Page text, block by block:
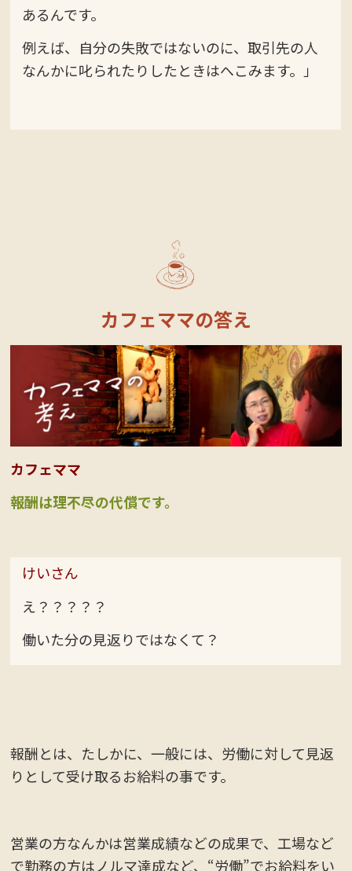
あるんです。
例えば、自分の失敗ではないのに、取引先の人
なんかに叱られたりしたときはへこみます。」
カフェママの答え
カフェママ
報酬は理不尽の代償です。
けいさん
え？？？？？
働いた分の見返りではなくて？
報酬とは、たしかに、一般には、労働に対して見返
りとして受け取るお給料の事です。
営業の方なんかは営業成績などの成果で、工場など
で勤務の方はノルマ達成など、“労働”でお給料をい